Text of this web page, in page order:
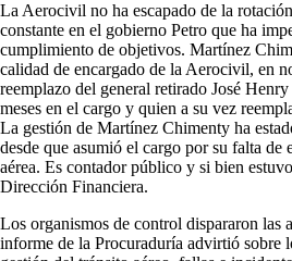
La Aerocivil no ha escapado de la
constante en el gobierno Petro que ha
cumplimiento de objetivos. Martínez
calidad de encargado de la Aerocivil, en
reemplazo del general retirado José
meses en el cargo y quien a su vez
La gestión de Martínez Chimenty ha
desde que asumió el cargo por su falta de
aérea. Es contador público y si bien
Dirección Financiera.
Los organismos de control dispararon las
informe de la Procuraduría advirtió sobre